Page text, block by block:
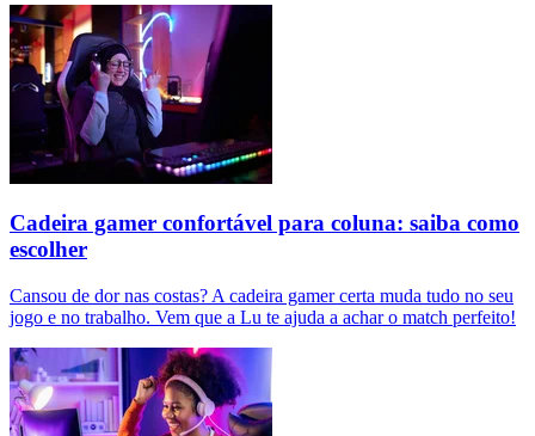
Cadeira gamer confortável para coluna: saiba como
escolher
Cansou de dor nas costas? A cadeira gamer certa muda tudo no seu
jogo e no trabalho. Vem que a Lu te ajuda a achar o match perfeito!